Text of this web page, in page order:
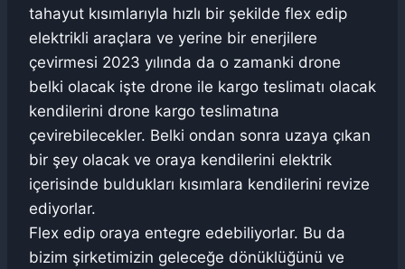
tahayut kısımlarıyla hızlı bir şekilde flex edip
elektrikli araçlara ve yerine bir enerjilere
çevirmesi 2023 yılında da o zamanki drone
belki olacak işte drone ile kargo teslimatı olacak
kendilerini drone kargo teslimatına
çevirebilecekler. Belki ondan sonra uzaya çıkan
bir şey olacak ve oraya kendilerini elektrik
içerisinde buldukları kısımlara kendilerini revize
ediyorlar.
Flex edip oraya entegre edebiliyorlar. Bu da
bizim şirketimizin geleceğe dönüklüğünü ve